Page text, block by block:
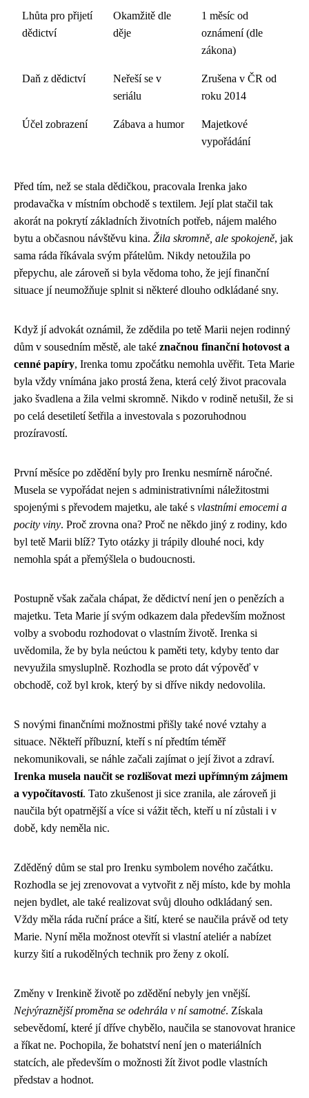
Lhůta pro přijetí
dědictví
Okamžitě dle
děje
1 měsíc od
oznámení (dle
zákona)
Daň z dědictví
Neřeší se v
seriálu
Zrušena v ČR od
roku 2014
Účel zobrazení Zábava a humor
Majetkové
vypořádání
Před tím, než se stala dědičkou, pracovala Irenka jako
prodavačka v místním obchodě s textilem. Její plat stačil tak
akorát na pokrytí základních životních potřeb, nájem malého
bytu a občasnou návštěvu kina. Žila skromně, ale spokojeně, jak
sama ráda říkávala svým přátelům. Nikdy netoužila po
přepychu, ale zároveň si byla vědoma toho, že její finanční
situace jí neumožňuje splnit si některé dlouho odkládané sny.
Když jí advokát oznámil, že zdědila po tetě Marii nejen rodinný
dům v sousedním městě, ale také značnou finanční hotovost a
cenné papíry, Irenka tomu zpočátku nemohla uvěřit. Teta Marie
byla vždy vnímána jako prostá žena, která celý život pracovala
jako švadlena a žila velmi skromně. Nikdo v rodině netušil, že si
po celá desetiletí šetřila a investovala s pozoruhodnou
prozíravostí.
První měsíce po zdědění byly pro Irenku nesmírně náročné.
Musela se vypořádat nejen s administrativními náležitostmi
spojenými s převodem majetku, ale také s vlastními emocemi a
pocity viny. Proč zrovna ona? Proč ne někdo jiný z rodiny, kdo
byl tetě Marii blíž? Tyto otázky ji trápily dlouhé noci, kdy
nemohla spát a přemýšlela o budoucnosti.
Postupně však začala chápat, že dědictví není jen o penězích a
majetku. Teta Marie jí svým odkazem dala především možnost
volby a svobodu rozhodovat o vlastním životě. Irenka si
uvědomila, že by byla neúctou k paměti tety, kdyby tento dar
nevyužila smysluplně. Rozhodla se proto dát výpověď v
obchodě, což byl krok, který by si dříve nikdy nedovolila.
S novými finančními možnostmi přišly také nové vztahy a
situace. Někteří příbuzní, kteří s ní předtím téměř
nekomunikovali, se náhle začali zajímat o její život a zdraví.
Irenka musela naučit se rozlišovat mezi upřímným zájmem
a vypočítavostí. Tato zkušenost ji sice zranila, ale zároveň ji
naučila být opatrnější a více si vážit těch, kteří u ní zůstali i v
době, kdy neměla nic.
Zděděný dům se stal pro Irenku symbolem nového začátku.
Rozhodla se jej zrenovovat a vytvořit z něj místo, kde by mohla
nejen bydlet, ale také realizovat svůj dlouho odkládaný sen.
Vždy měla ráda ruční práce a šití, které se naučila právě od tety
Marie. Nyní měla možnost otevřít si vlastní ateliér a nabízet
kurzy šití a rukodělných technik pro ženy z okolí.
Změny v Irenkině životě po zdědění nebyly jen vnější.
Nejvýraznější proměna se odehrála v ní samotné. Získala
sebevědomí, které jí dříve chybělo, naučila se stanovovat hranice
a říkat ne. Pochopila, že bohatství není jen o materiálních
statcích, ale především o možnosti žít život podle vlastních
představ a hodnot.